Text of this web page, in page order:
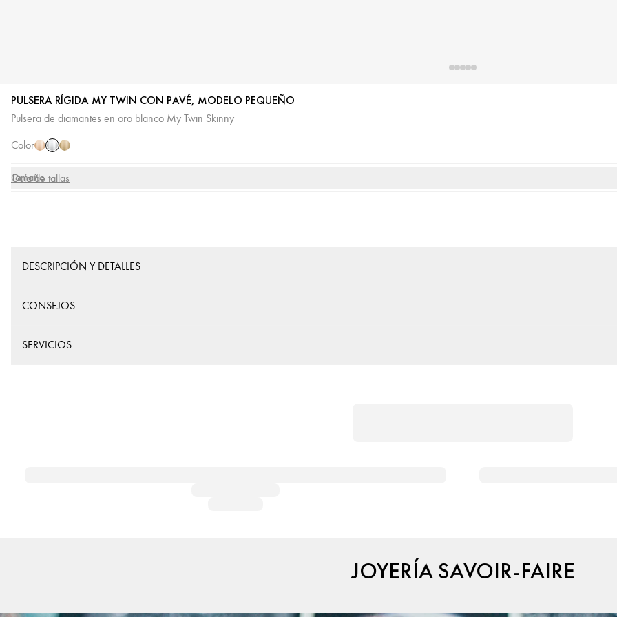
PULSERA RÍGIDA MY TWIN CON PAVÉ, MODELO PEQUEÑO
Pulsera de diamantes en oro blanco My Twin Skinny
Color
OroOro
blanco
Oro
Guía de tallas
Tamaño
DESCRIPCIÓN Y DETALLES
CONSEJOS
SERVICIOS
JOYERÍA SAVOIR-FAIRE